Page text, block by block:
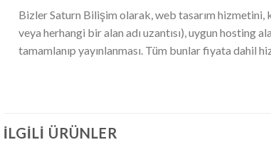
Bizler Saturn Bilişim olarak, web tasarım hizmetini,
veya herhangi bir alan adı uzantısı), uygun hosting
tamamlanıp yayınlanması. Tüm bunlar fiyata dahil
İLGILI ÜRÜNLER